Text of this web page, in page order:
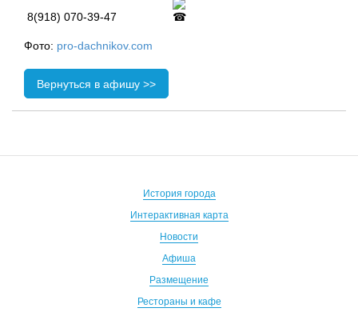
8(918) 070-39-47
Фото: pro-dachnikov.com
Вернуться в афишу >>
История города
Интерактивная карта
Новости
Афиша
Размещение
Рестораны и кафе